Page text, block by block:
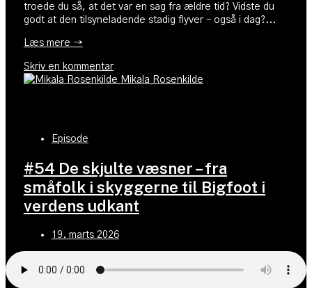
troede du så, at det var en sag fra ældre tid? Vidste du
godt at den tilsyneladende stadig flyver – også i dag?...
Læs mere →
Skriv en kommentar
Mikala Rosenkilde
Episode
#54 De skjulte væsner – fra
småfolk i skyggerne til Bigfoot i
verdens udkant
19. marts 2026